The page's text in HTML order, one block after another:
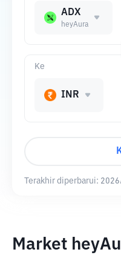
ADX
heyAura
Ke
INR
Terakhir diperbarui:
Market